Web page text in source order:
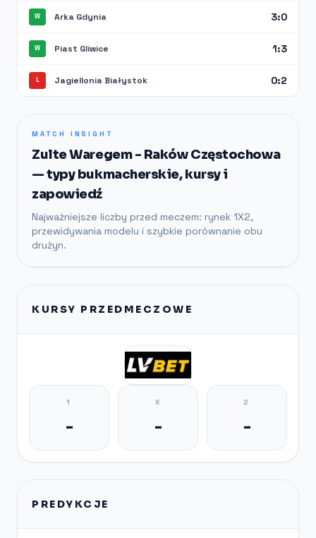
W Arka Gdynia 3:0
W Piast Gliwice 1:3
L Jagiellonia Białystok 0:2
MATCH INSIGHT
Zulte Waregem - Raków Częstochowa
— typy bukmacherskie, kursy i
zapowiedź
Najważniejsze liczby przed meczem: rynek 1X2,
przewidywania modelu i szybkie porównanie obu
drużyn.
KURSY PRZEDMECZOWE
1
-
X
-
2
-
PREDYKCJE